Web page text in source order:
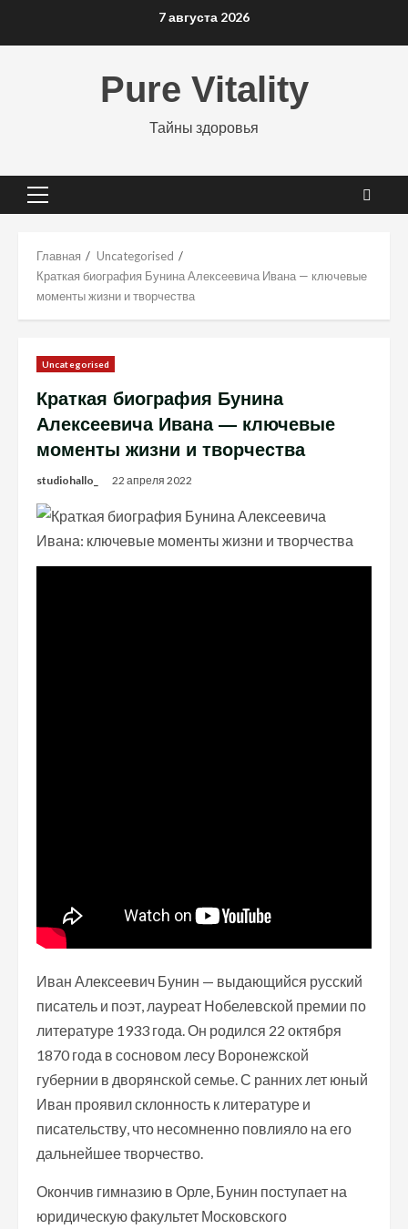
7 августа 2026
Pure Vitality
Тайны здоровья
Основное
Главная
Uncategorised
Краткая биография Бунина Алексеевича Ивана — ключевые
моменты жизни и творчества
Uncategorised
Краткая биография Бунина
Алексеевича Ивана — ключевые
моменты жизни и творчества
studiohallo_ 22 апреля 2022
Иван Алексеевич Бунин — выдающийся русский
писатель и поэт, лауреат Нобелевской премии по
литературе 1933 года. Он родился 22 октября
1870 года в сосновом лесу Воронежской
губернии в дворянской семье. С ранних лет юный
Иван проявил склонность к литературе и
писательству, что несомненно повлияло на его
дальнейшее творчество.
Окончив гимназию в Орле, Бунин поступает на
юридическую факультет Московского